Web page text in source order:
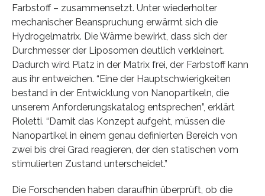
Farbstoff – zusammensetzt. Unter wiederholter
mechanischer Beanspruchung erwärmt sich die
Hydrogelmatrix. Die Wärme bewirkt, dass sich der
Durchmesser der Liposomen deutlich verkleinert.
Dadurch wird Platz in der Matrix frei, der Farbstoff kann
aus ihr entweichen. “Eine der Hauptschwierigkeiten
bestand in der Entwicklung von Nanopartikeln, die
unserem Anforderungskatalog entsprechen”, erklärt
Pioletti. “Damit das Konzept aufgeht, müssen die
Nanopartikel in einem genau definierten Bereich von
zwei bis drei Grad reagieren, der den statischen vom
stimulierten Zustand unterscheidet.”
Die Forschenden haben daraufhin überprüft, ob die